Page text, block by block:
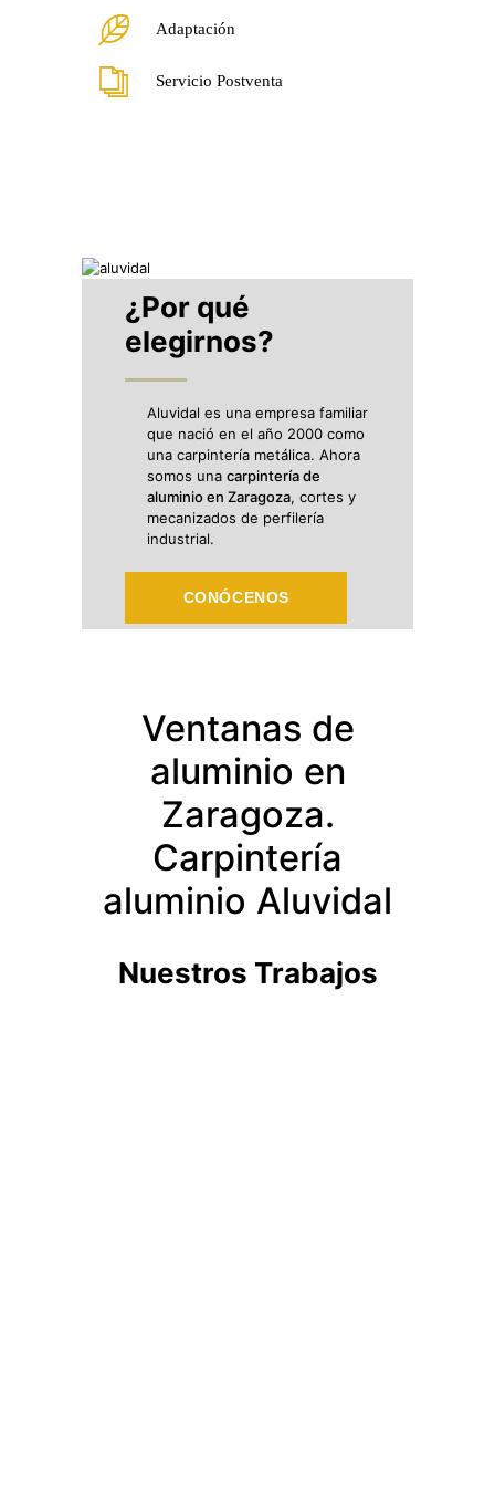
Adaptación
Servicio Postventa
¿Por qué
elegirnos?
Aluvidal es una empresa familiar
que nació en el año 2000 como
una carpintería metálica. Ahora
somos una carpintería de
aluminio en Zaragoza, cortes y
mecanizados de perfilería
industrial.
CONÓCENOS
Ventanas de
aluminio en
Zaragoza.
Carpintería
aluminio Aluvidal
Nuestros Trabajos